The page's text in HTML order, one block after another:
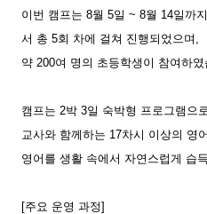
이번 캠프는 8월 5일 ~ 8월 14일까지
서 총 5회 차에 걸쳐 진행되었으며,
약 200여 명의 초등학생 이 참여하였
캠프는 2박 3일 숙박형 프로그램 으
교사와 함께하는 17차시 이상의 영
영어를 생활 속에서 자연스럽게 습
[주요 운영 과정]